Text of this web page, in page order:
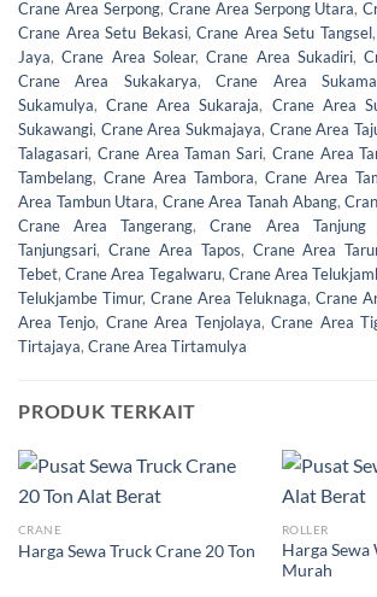
Crane Area Serpong, Crane Area Serpong Utara,
Crane Area Setu Bekasi, Crane Area Setu Tangsel,
Jaya,Crane Area Solear,Crane Area Sukadiri,
Crane Area Sukakarya,Crane Area
Sukamulya,Crane Area Sukaraja, Crane Area
Sukawangi, Crane Area Sukmajaya, Crane Area
Talagasari, Crane Area Taman Sari, Crane Area
Tambelang, Crane Area Tambora, Crane Area
Area Tambun Utara, Crane Area Tanah Abang,
Crane Area Tangerang,Crane Area Tanjung
Tanjungsari, Crane Area Tapos, Crane Area
Tebet,Crane Area Tegalwaru, Crane Area
Telukjambe Timur, Crane Area Teluknaga, Crane
Area Tenjo, Crane Area Tenjolaya,Crane Area
Tirtajaya, Crane Area Tirtamulya
PRODUK TERKAIT
CRANE
Harga Sewa Truck Crane 20 Ton
ROLLER
Harga Sewa
Murah